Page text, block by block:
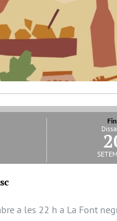
a les 22 h a La Font